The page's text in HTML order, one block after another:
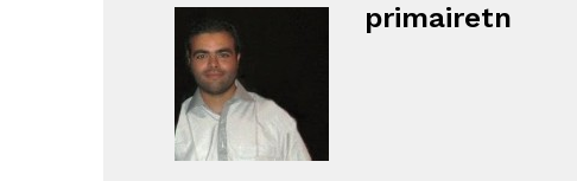
primairetn